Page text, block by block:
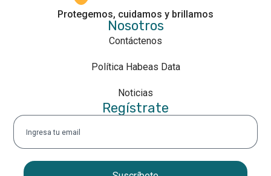
Protegemos, cuidamos y brillamos
Nosotros
Contáctenos
Política Habeas Data
Noticias
Regístrate